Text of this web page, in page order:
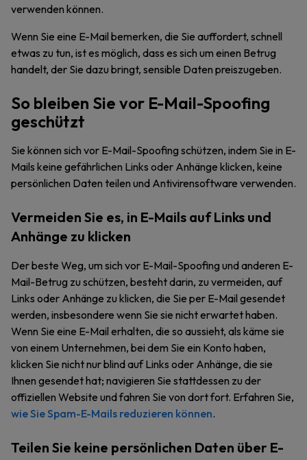
verwenden können.
Wenn Sie eine E-Mail bemerken, die Sie auffordert, schnell
etwas zu tun, ist es möglich, dass es sich um einen Betrug
handelt, der Sie dazu bringt, sensible Daten preiszugeben.
So bleiben Sie vor E-Mail-Spoofing
geschützt
Sie können sich vor E-Mail-Spoofing schützen, indem Sie in E-
Mails keine gefährlichen Links oder Anhänge klicken, keine
persönlichen Daten teilen und Antivirensoftware verwenden.
Vermeiden Sie es, in E-Mails auf Links und
Anhänge zu klicken
Der beste Weg, um sich vor E-Mail-Spoofing und anderen E-
Mail-Betrug zu schützen, besteht darin, zu vermeiden, auf
Links oder Anhänge zu klicken, die Sie per E-Mail gesendet
werden, insbesondere wenn Sie sie nicht erwartet haben.
Wenn Sie eine E-Mail erhalten, die so aussieht, als käme sie
von einem Unternehmen, bei dem Sie ein Konto haben,
klicken Sie nicht nur blind auf Links oder Anhänge, die sie
Ihnen gesendet hat; navigieren Sie stattdessen zu der
offiziellen Website und fahren Sie von dort fort. Erfahren Sie,
wie Sie Spam-E-Mails reduzieren können.
Teilen Sie keine persönlichen Daten über E-